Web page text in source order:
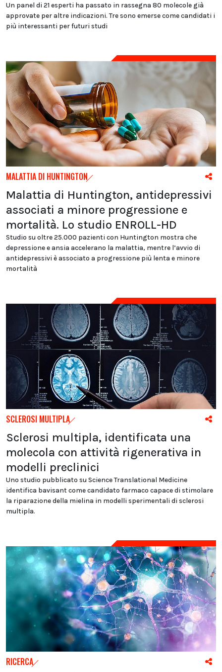
Un panel di 21 esperti ha passato in rassegna 80 molecole già
approvate per altre indicazioni. Tre sono emerse come candidati i
più interessanti per futuri studi
MALATTIA DI HUNTINGTON
Malattia di Huntington, antidepressivi
associati a minore progressione e
mortalità. Lo studio ENROLL-HD
Studio su oltre 25.000 pazienti con Huntington mostra che
depressione e ansia accelerano la malattia, mentre l’avvio di
antidepressivi è associato a progressione più lenta e minore
mortalità
SCLEROSI MULTIPLA
Sclerosi multipla, identificata una
molecola con attività rigenerativa in
modelli preclinici
Uno studio pubblicato su Science Translational Medicine
identifica bavisant come candidato farmaco capace di stimolare
la riparazione della mielina in modelli sperimentali di sclerosi
multipla.
RICERCA